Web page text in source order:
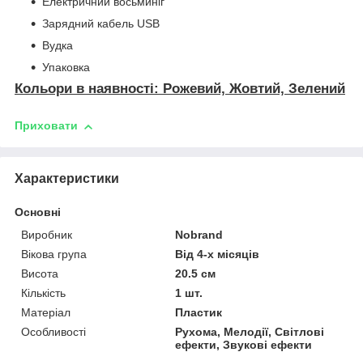
Зарядний кабель USB
Вудка
Упаковка
Кольори в наявності: Рожевий, Жовтий, Зелений
Приховати
Характеристики
Основні
Виробник
Nobrand
Вікова група
Від 4-х місяців
Висота
20.5 см
Кількість
1 шт.
Матеріал
Пластик
Особливості
Рухома, Мелодії, Світлові
ефекти, Звукові ефекти